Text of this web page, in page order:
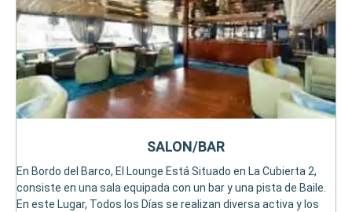
En Bordo del Barco, El Lounge Está Situado en La Cubierta 2,
consiste en una sala equipada con un bar y una pista de Baile.
En este Lugar, Todos los Días se realizan diversa activa y los
SALON/BAR